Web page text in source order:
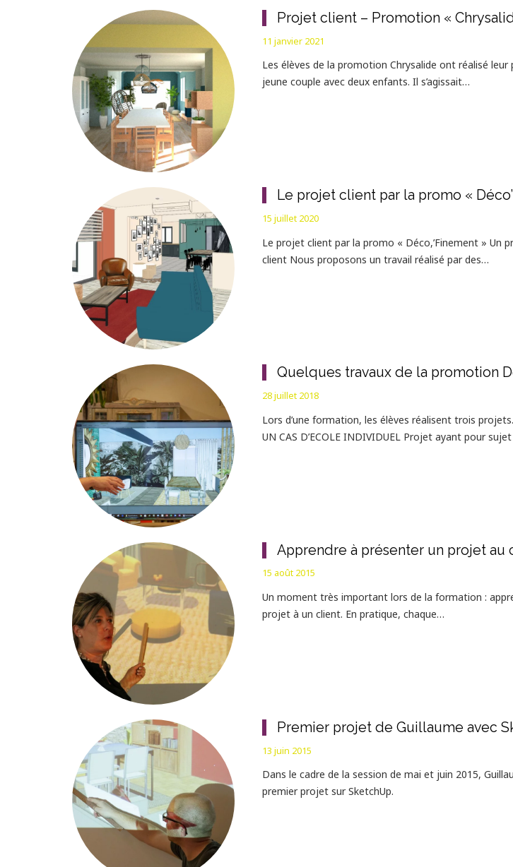
Projet client – Promotion «
11 janvier 2021
Les élèves de la promotion Chrysalide ont réalisé
jeune couple avec deux enfants. Il s’agissait…
Le projet client par la promo «
15 juillet 2020
Le projet client par la promo « Déco,’Finement » Un
client Nous proposons un travail réalisé par des…
Quelques travaux de la promotion
28 juillet 2018
Lors d’une formation, les élèves réalisent trois projets.
UN CAS D’ECOLE INDIVIDUEL Projet ayant pour
Apprendre à présenter un projet au
15 août 2015
Un moment très important lors de la formation :
projet à un client. En pratique, chaque…
Premier projet de Guillaume avec
13 juin 2015
Dans le cadre de la session de mai et juin 2015,
premier projet sur SketchUp.